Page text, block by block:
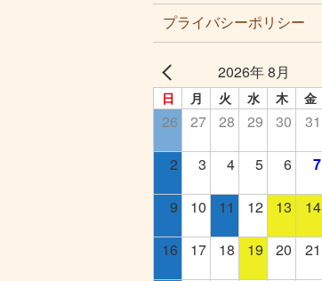
プライバシーポリシー
2026年 8月
日 月 火 水 木 金
26 27 28 29 30 31
2 3 4 5 6 7
9 10 11 12 13 14
16 17 18 19 20 21